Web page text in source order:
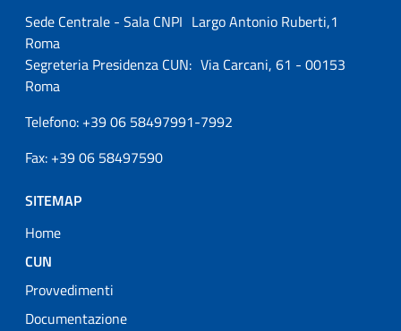
Sede Centrale - Sala CNPI Largo Antonio Ruberti,1
Roma
Segreteria Presidenza CUN: Via Carcani, 61 - 00153
Roma
Telefono: +39 06 58497991-7992
Fax: +39 06 58497590
SITEMAP
Home
CUN
Provvedimenti
Documentazione